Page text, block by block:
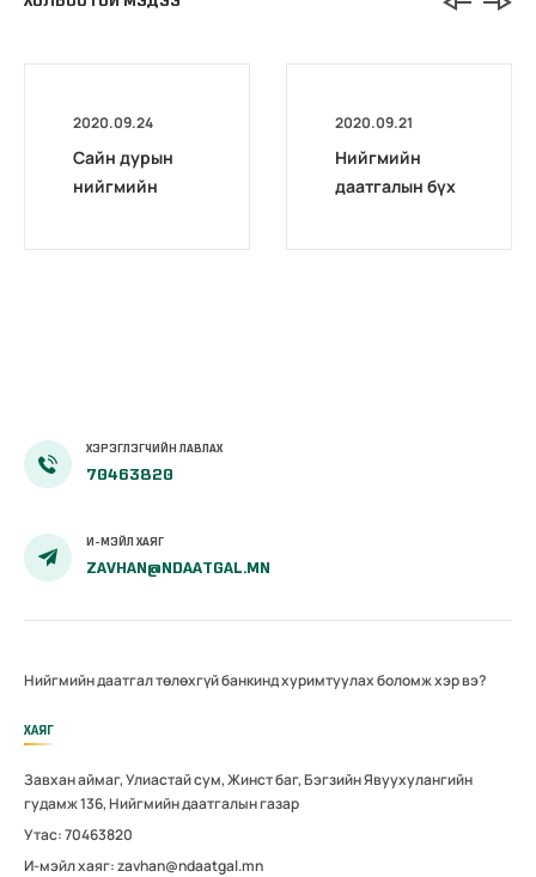
2020.09.24
Сайн дурын
нийгмийн
2020.09.21
Нийгмийн
даатгалын бүх
ХЭРЭГЛЭГЧИЙН ЛАВЛАХ
70463820
И-МЭЙЛ ХАЯГ
ZAVHAN@NDAATGAL.MN
Нийгмийн даатгал төлөхгүй банкинд хуримтуулах боломж хэр вэ?
ХАЯГ
Завхан аймаг, Улиастай сум, Жинст баг, Бэгзийн Явуухулангийн
гудамж 136, Нийгмийн даатгалын газар
Утас: 70463820
И-мэйл хаяг: zavhan@ndaatgal.mn